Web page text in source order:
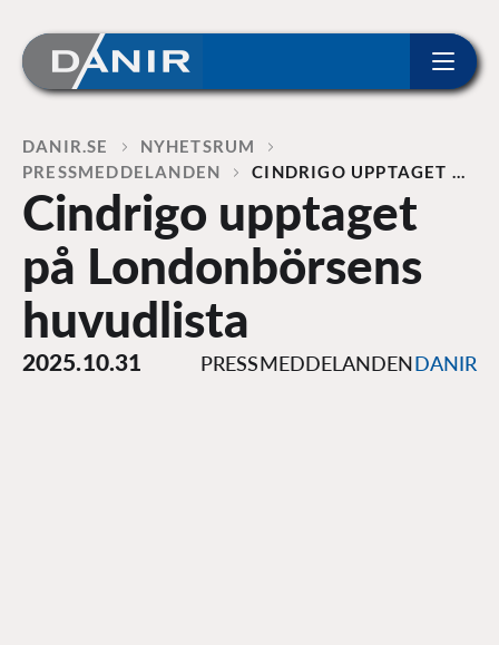
Home
DANIR
NYHETSRUM
PRESSMEDDELANDEN
CINDRIGO UPPTAGET …
Cindrigo upptaget
på Londonbörsens
huvudlista
2025.10.31 PRESSMEDDELANDENDANIR